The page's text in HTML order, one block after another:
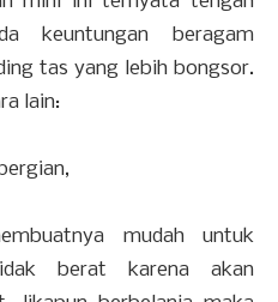
keuntungan beragam
tas yang lebih bongsor.
lain:
mudah untuk
berat karena akan